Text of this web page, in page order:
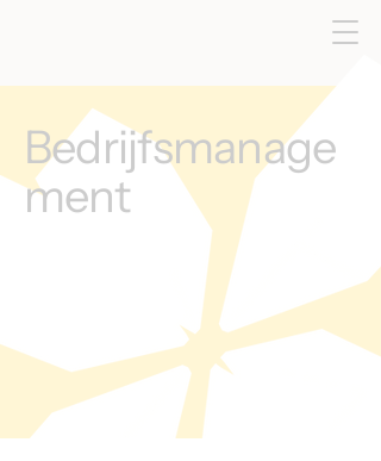
Bedrijfsmanage
ment